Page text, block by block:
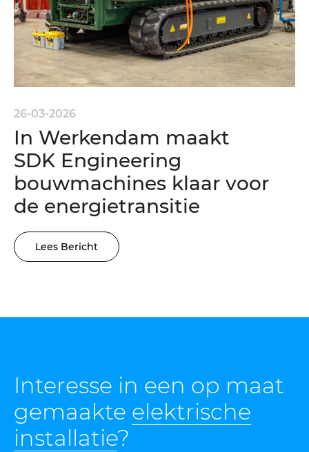
26-03-2026
In Werkendam maakt
SDK Engineering
bouwmachines klaar voor
de energietransitie
Lees Bericht
Interesse in een op maat
gemaakte elektrische
installatie?